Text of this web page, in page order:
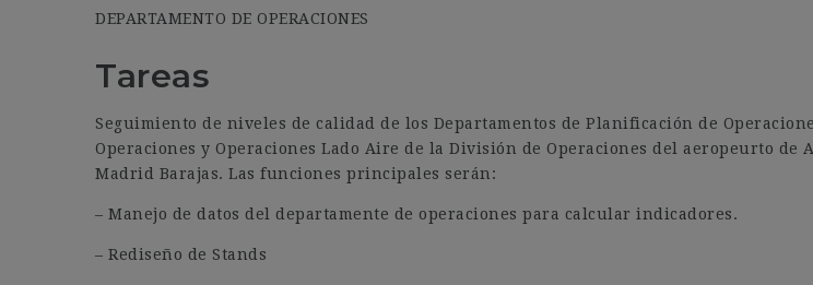
DEPARTAMENTO DE OPERACIONES
Tareas
Seguimiento de niveles de calidad de los Departamentos de Planificación de
Operaciones y Operaciones Lado Aire de la División de Operaciones del aeropeurto de
Madrid Barajas. Las funciones principales serán:
– Manejo de datos del departamente de operaciones para calcular indicadores.
– Rediseño de Stands